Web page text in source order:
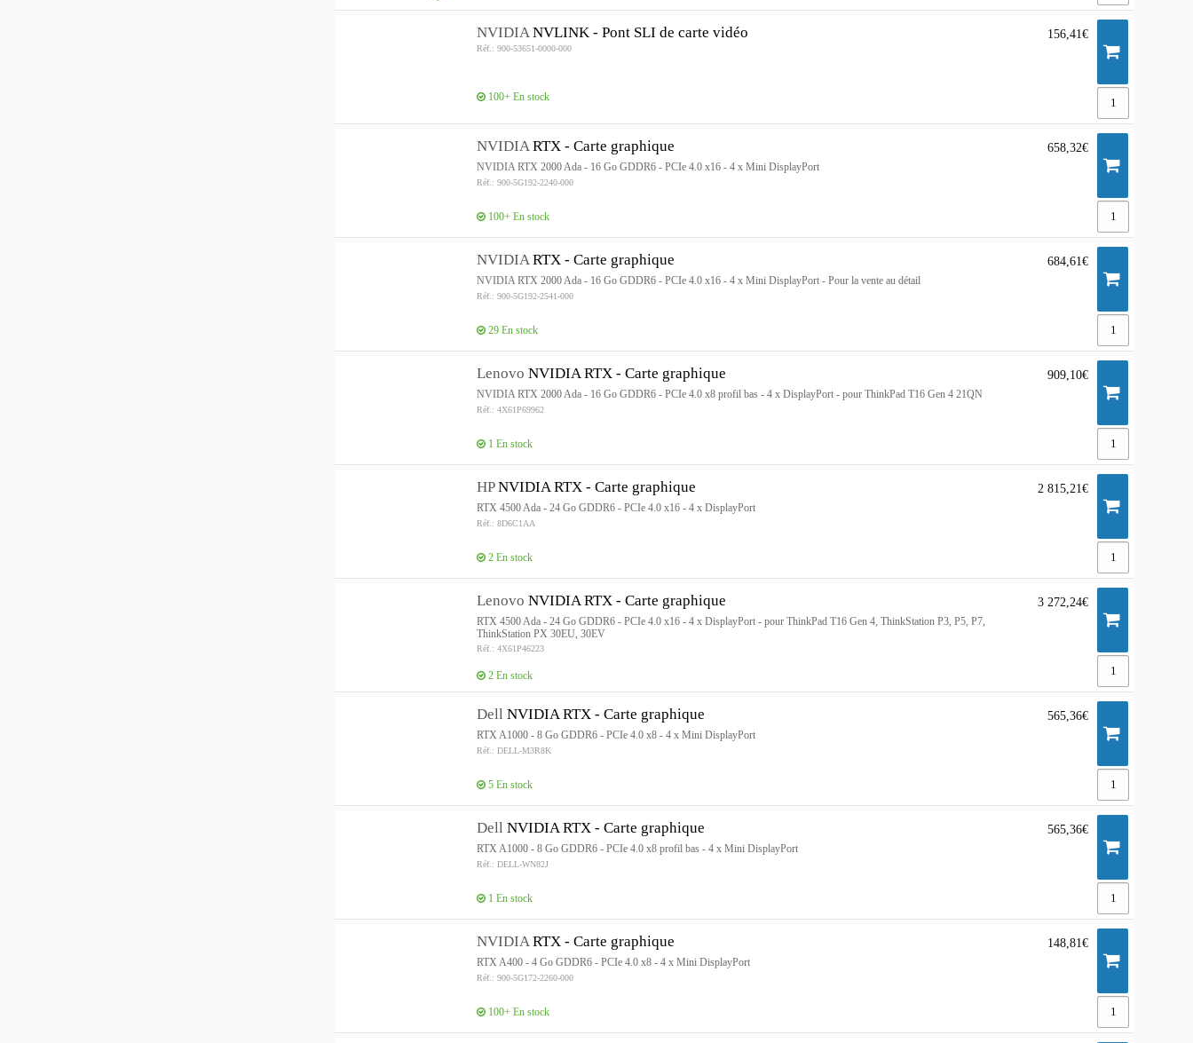
NVIDIA NVLINK - Pont SLI de carte vidéo
Réf.: 900-53651-0000-000
156,41€
100+ En stock
NVIDIA RTX - Carte graphique
NVIDIA RTX 2000 Ada - 16 Go GDDR6 - PCIe 4.0 x16 - 4 x Mini DisplayPort
Réf.: 900-5G192-2240-000
658,32€
100+ En stock
NVIDIA RTX - Carte graphique
NVIDIA RTX 2000 Ada - 16 Go GDDR6 - PCIe 4.0 x16 - 4 x Mini DisplayPort - Pour la vente au détail
Réf.: 900-5G192-2541-000
684,61€
29 En stock
Lenovo NVIDIA RTX - Carte graphique
NVIDIA RTX 2000 Ada - 16 Go GDDR6 - PCIe 4.0 x8 profil bas - 4 x DisplayPort - pour ThinkPad T16 Gen 4 21QN
Réf.: 4X61P69962
909,10€
1 En stock
HP NVIDIA RTX - Carte graphique
RTX 4500 Ada - 24 Go GDDR6 - PCIe 4.0 x16 - 4 x DisplayPort
Réf.: 8D6C1AA
2 815,21€
2 En stock
Lenovo NVIDIA RTX - Carte graphique
RTX 4500 Ada - 24 Go GDDR6 - PCIe 4.0 x16 - 4 x DisplayPort - pour ThinkPad T16 Gen 4, ThinkStation P3, P5, P7,
ThinkStation PX 30EU, 30EV
Réf.: 4X61P46223
3 272,24€
2 En stock
Dell NVIDIA RTX - Carte graphique
RTX A1000 - 8 Go GDDR6 - PCIe 4.0 x8 - 4 x Mini DisplayPort
Réf.: DELL-M3R8K
565,36€
5 En stock
Dell NVIDIA RTX - Carte graphique
RTX A1000 - 8 Go GDDR6 - PCIe 4.0 x8 profil bas - 4 x Mini DisplayPort
Réf.: DELL-WN82J
565,36€
1 En stock
NVIDIA RTX - Carte graphique
RTX A400 - 4 Go GDDR6 - PCIe 4.0 x8 - 4 x Mini DisplayPort
Réf.: 900-5G172-2260-000
148,81€
100+ En stock